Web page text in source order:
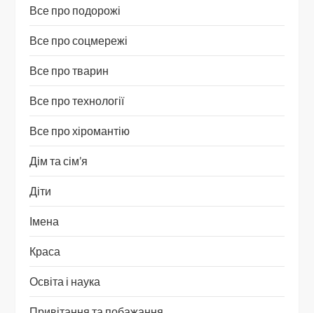
Все про подорожі
Все про соцмережі
Все про тварин
Все про технології
Все про хіромантію
Дім та сім’я
Діти
Імена
Краса
Освіта і наука